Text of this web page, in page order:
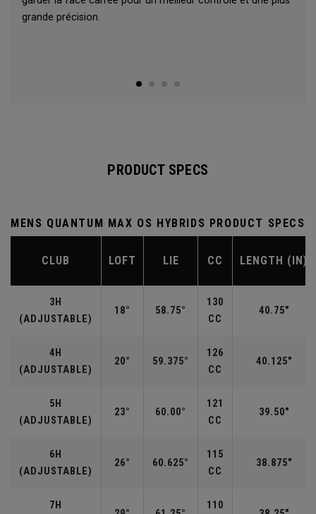
grande précision.
PRODUCT SPECS
MENS QUANTUM MAX OS HYBRIDS PRODUCT SPECS
CLUB LOFT LIE CC LENGTH (IN)
3H
(ADJUSTABLE)
18° 58.75°
130
CC
40.75"
4H
(ADJUSTABLE)
20° 59.375°
126
CC
40.125"
5H
(ADJUSTABLE)
23° 60.00°
121
CC
39.50"
6H
(ADJUSTABLE)
26° 60.625°
115
CC
38.875"
7H 110